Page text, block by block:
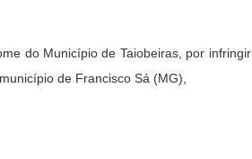
do Município de Taiobeiras, por
de Francisco Sá (MG),